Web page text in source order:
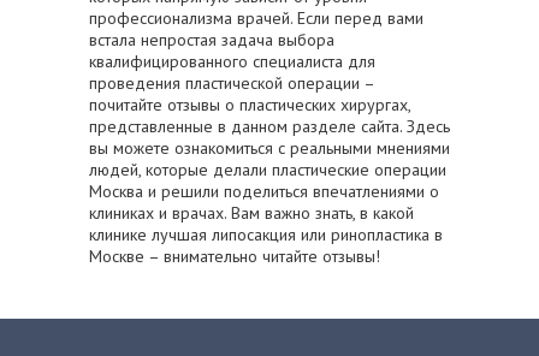
профессионализма врачей. Если перед вами
встала непростая задача выбора
квалифицированного специалиста для
проведения пластической операции –
почитайте отзывы о пластических хирургах,
представленные в данном разделе сайта. Здесь
вы можете ознакомиться с реальными мнениями
людей, которые делали пластические операции
Москва и решили поделиться впечатлениями о
клиниках и врачах. Вам важно знать, в какой
клинике лучшая липосакция или ринопластика в
Москве – внимательно читайте отзывы!